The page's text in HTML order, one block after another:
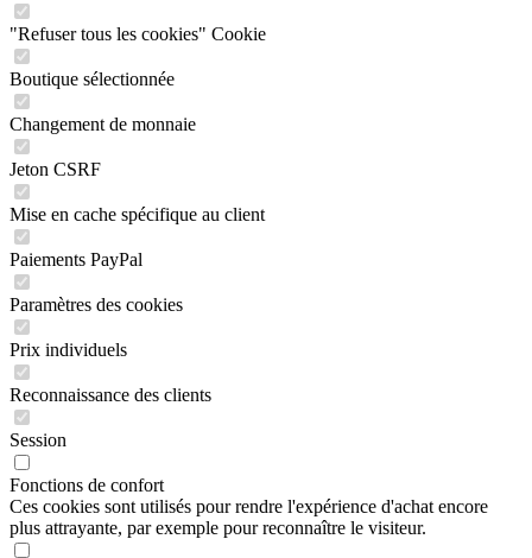
"Refuser tous les cookies" Cookie
Boutique sélectionnée
Changement de monnaie
Jeton CSRF
Mise en cache spécifique au client
Paiements PayPal
Paramètres des cookies
Prix individuels
Reconnaissance des clients
Session
Fonctions de confort
Ces cookies sont utilisés pour rendre l'expérience d'achat encore
plus attrayante, par exemple pour reconnaître le visiteur.